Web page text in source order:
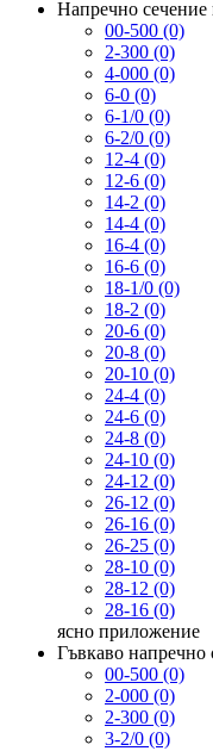
Напречно
00-500 (0)
2-300 (0)
4-000 (0)
6-0 (0)
6-1/0 (0)
6-2/0 (0)
12-4 (0)
12-6 (0)
14-2 (0)
14-4 (0)
16-4 (0)
16-6 (0)
18-1/0 (0)
18-2 (0)
20-6 (0)
20-8 (0)
20-10 (0)
24-4 (0)
24-6 (0)
24-8 (0)
24-10 (0)
24-12 (0)
26-12 (0)
26-16 (0)
26-25 (0)
28-10 (0)
28-12 (0)
28-16 (0)
ясно приложение
Гъвкаво напречно
00-500 (0)
2-000 (0)
2-300 (0)
3-2/0 (0)